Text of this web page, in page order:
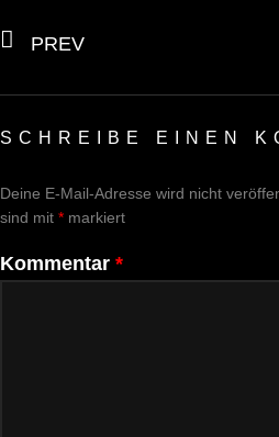
PREV
SCHREIBE EINEN
Deine E-Mail-Adresse wird nicht
sind mit * markiert
Kommentar *